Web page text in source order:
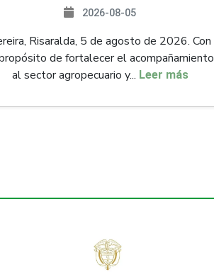
2026-08-05
Risaralda, 5 de agosto de 2026. Con
de fortalecer el acompañamiento
al sector agropecuario y... Leer más